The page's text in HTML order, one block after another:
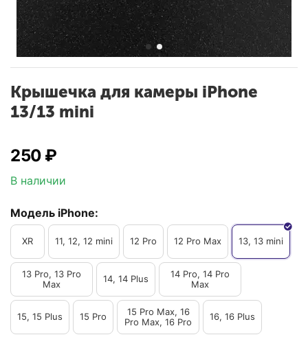
Крышечка для камеры iPhone
13/13 mini
‍250‍ ₽
В наличии
Модель iPhone:
XR 11, 12, 12 mini 12 Pro 12 Pro Max 13, 13 mini
13 Pro, 13 Pro
Max
14, 14 Plus
14 Pro, 14 Pro
Max
15, 15 Plus 15 Pro
15 Pro Max, 16
Pro Max, 16 Pro
16, 16 Plus